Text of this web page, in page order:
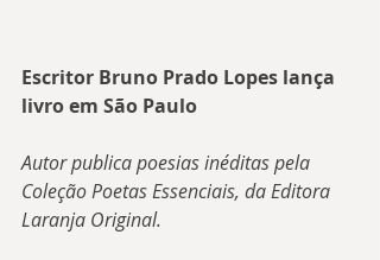
Escritor Bruno Prado Lopes lança
livro em São Paulo
Autor publica poesias inéditas pela
Coleção Poetas Essenciais, da Editora
Laranja Original.